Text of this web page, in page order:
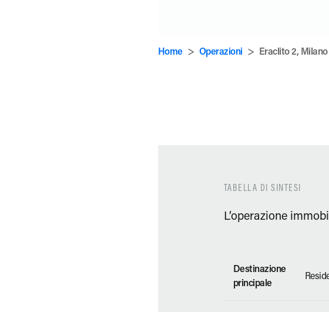
Home > Operazioni > Eraclito 2, Milano
TABELLA DI SINTESI
L’operazione
Destinazione
principale